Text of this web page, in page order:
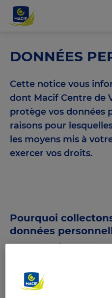
Accéder au contenu principal
DONNÉES
Cette notice vous
dont Macif Centre de
protège vos données
raisons pour
les moyens mis à
exercer vos droits.
Pourquoi
données
Vos données
de votre contrat ou des
prises à votre demande